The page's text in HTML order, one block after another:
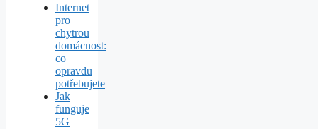
Internet
pro
chytrou
domácnost:
co
opravdu
potřebujete
Jak
funguje
5G